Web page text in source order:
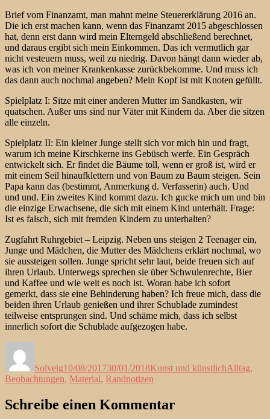
Brief vom Finanzamt, man mahnt meine Steuererklärung 2016 an.
Die ich erst machen kann, wenn das Finanzamt 2015 abgeschlossen
hat, denn erst dann wird mein Elterngeld abschließend berechnet,
und daraus ergibt sich mein Einkommen. Das ich vermutlich gar
nicht vesteuern muss, weil zu niedrig. Davon hängt dann wieder ab,
was ich von meiner Krankenkasse zurückbekomme. Und muss ich
das dann auch nochmal angeben? Mein Kopf ist mit Knoten gefüllt.
Spielplatz I: Sitze mit einer anderen Mutter im Sandkasten, wir
quatschen. Außer uns sind nur Väter mit Kindern da. Aber die sitzen
alle einzeln.
Spielplatz II: Ein kleiner Junge stellt sich vor mich hin und fragt,
warum ich meine Kirschkerne ins Gebüsch werfe. Ein Gespräch
entwickelt sich. Er findet die Bäume toll, wenn er groß ist, wird er
mit einem Seil hinaufklettern und von Baum zu Baum steigen. Sein
Papa kann das (bestimmt, Anmerkung d. Verfasserin) auch. Und
und und. Ein zweites Kind kommt dazu. Ich gucke mich um und bin
die einzige Erwachsene, die sich mit einem Kind unterhält. Frage:
Ist es falsch, sich mit fremden Kindern zu unterhalten?
Zugfahrt Ruhrgebiet – Leipzig. Neben uns steigen 2 Teenager ein,
Junge und Mädchen, die Mutter des Mädchens erklärt nochmal, wo
sie aussteigen sollen. Junge spricht sehr laut, beide freuen sich auf
ihren Urlaub. Unterwegs sprechen sie über Schwulenrechte, Bier
und Kaffee und wie weit es noch ist. Woran habe ich sofort
gemerkt, dass sie eine Behinderung haben? Ich freue mich, dass die
beiden ihren Urlaub genießen und ihrer Schublade zumindest
teilweise entsprungen sind. Und schäme mich, dass ich selbst
innerlich sofort die Schublade aufgezogen habe.
Solveig10/08/201730/01/2018Kunst und künstlichAlltag,
Beobachtungen, Material, Randnotizen
Schreibe einen Kommentar